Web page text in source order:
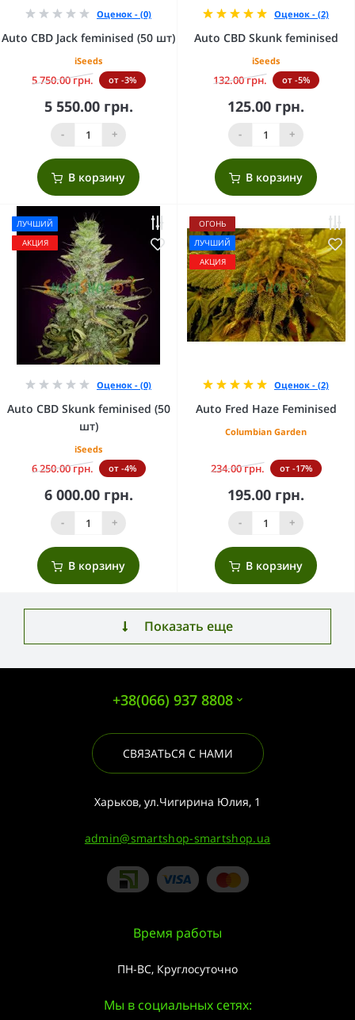
Оценок - (0)
Auto CBD Jack feminised (50 шт)
iSeeds
5 750.00 грн. от -3%
5 550.00 грн.
- +
В корзину
Оценок - (2)
Auto CBD Skunk feminised
iSeeds
132.00 грн. от -5%
125.00 грн.
- +
В корзину
ЛУЧШИЙ
АКЦИЯ
Оценок - (0)
Auto CBD Skunk feminised (50
шт)
iSeeds
6 250.00 грн. от -4%
6 000.00 грн.
- +
В корзину
ОГОНЬ
ЛУЧШИЙ
АКЦИЯ
Оценок - (2)
Auto Fred Haze Feminised
Columbian Garden
234.00 грн. от -17%
195.00 грн.
- +
В корзину
Показать еще
+38(066) 937 8808
СВЯЗАТЬСЯ С НАМИ
Харьков, ул.Чигирина Юлия, 1
admin@smartshop-smartshop.ua
Время работы
ПН-ВС, Круглосуточно
Мы в социальных сетях: